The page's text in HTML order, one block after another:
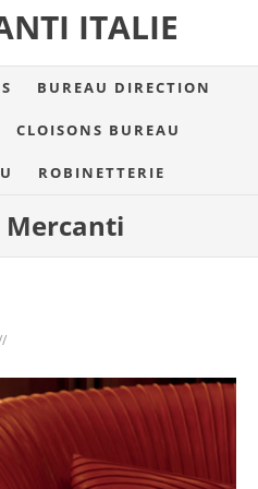
ITALIE
BUREAU DIRECTION
CLOISONS BUREAU
ROBINETTERIE
Mercanti